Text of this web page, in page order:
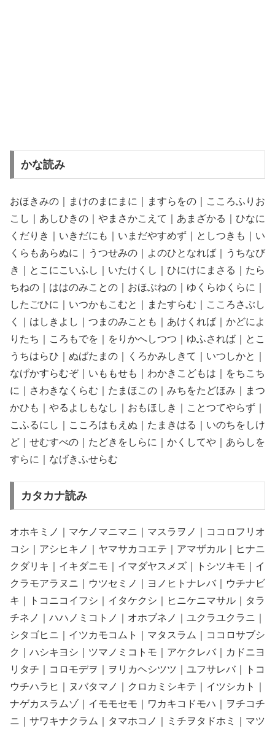
かな読み
おほきみの｜まけのまにまに｜ますらをの｜こころふりお
こし｜あしひきの｜やまさかこえて｜あまざかる｜ひなに
くだりき｜いきだにも｜いまだやすめず｜としつきも｜い
くらもあらぬに｜うつせみの｜よのひとなれば｜うちなび
き｜とこにこいふし｜いたけくし｜ひにけにまさる｜たら
ちねの｜ははのみことの｜おほぶねの｜ゆくらゆくらに｜
したごひに｜いつかもこむと｜またすらむ｜こころさぶし
く｜はしきよし｜つまのみことも｜あけくれば｜かどによ
りたち｜ころもでを｜をりかへしつつ｜ゆふされば｜とこ
うちはらひ｜ぬばたまの｜くろかみしきて｜いつしかと｜
なげかすらむぞ｜いももせも｜わかきこどもは｜をちこち
に｜さわきなくらむ｜たまほこの｜みちをたどほみ｜まつ
かひも｜やるよしもなし｜おもほしき｜ことつてやらず｜
こふるにし｜こころはもえぬ｜たまきはる｜いのちをしけ
ど｜せむすべの｜たどきをしらに｜かくしてや｜あらしを
すらに｜なげきふせらむ
カタカナ読み
オホキミノ｜マケノマニマニ｜マスラヲノ｜ココロフリオ
コシ｜アシヒキノ｜ヤマサカコエテ｜アマザカル｜ヒナニ
クダリキ｜イキダニモ｜イマダヤスメズ｜トシツキモ｜イ
クラモアラヌニ｜ウツセミノ｜ヨノヒトナレバ｜ウチナビ
キ｜トコニコイフシ｜イタケクシ｜ヒニケニマサル｜タラ
チネノ｜ハハノミコトノ｜オホブネノ｜ユクラユクラニ｜
シタゴヒニ｜イツカモコムト｜マタスラム｜ココロサブシ
ク｜ハシキヨシ｜ツマノミコトモ｜アケクレバ｜カドニヨ
リタチ｜コロモデヲ｜ヲリカヘシツツ｜ユフサレバ｜トコ
ウチハラヒ｜ヌバタマノ｜クロカミシキテ｜イツシカト｜
ナゲカスラムゾ｜イモモセモ｜ワカキコドモハ｜ヲチコチ
ニ｜サワキナクラム｜タマホコノ｜ミチヲタドホミ｜マツ